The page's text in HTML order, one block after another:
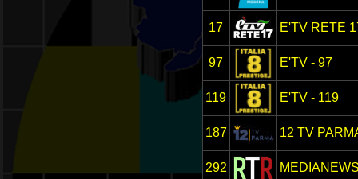
17 E'TV RETE
97 E'TV - 97
119 E'TV - 119
187 12 TV
292